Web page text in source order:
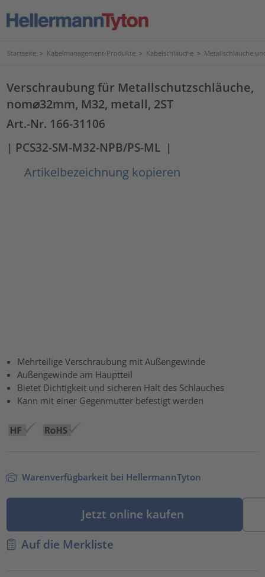
Startseite > Kabelmanagement-Produkte > Kabelschläuche > Metallschläuche
Verschraubung für Metallschutzschläuche,
nom⌀32mm, M32, metall, 2ST
Art.-Nr. 166-31106
| PCS32-SM-M32-NPB/PS-ML |
Artikelbezeichnung kopieren
Mehrteilige Verschraubung mit Außengewinde
Außengewinde am Hauptteil
Bietet Dichtigkeit und sicheren Halt des Schlauches
Kann mit einer Gegenmutter befestigt werden
Warenverfügbarkeit bei HellermannTyton
Jetzt online kaufen
Auf die Merkliste